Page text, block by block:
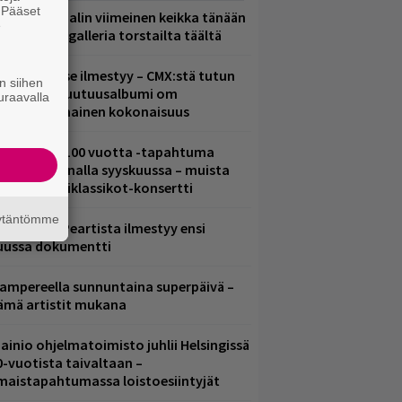
Normaalin viimeinen keikka tänään
kuvagalleria torstailta täältä
se ilmestyy – CMX:stä tutun
Yrjänän uutuusalbumi om
kokonaisuus
Yle 100 vuotta -tapahtuma
Arenalla syyskuussa – muista
metalliklassikot-konsertti
Neil Peartista ilmestyy ensi
dokumentti
sunnuntaina superpäivä –
artistit mukana
ohjelmatoimisto juhlii Helsingissä
vuotista taivaltaan –
loistoesiintyjät
siihen